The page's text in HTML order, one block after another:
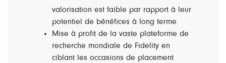
valorisation est faible par rapport à leur
potentiel de bénéfices à long terme
Mise à profit de la vaste plateforme de
recherche mondiale de Fidelity en
ciblant les occasions de placement